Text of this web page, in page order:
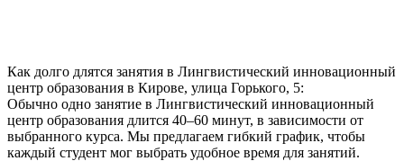
Как долго длятся занятия в Лингвистический инновационный
центр образования в Кирове, улица Горького, 5:
Обычно одно занятие в Лингвистический инновационный
центр образования длится 40–60 минут, в зависимости от
выбранного курса. Мы предлагаем гибкий график, чтобы
каждый студент мог выбрать удобное время для занятий.